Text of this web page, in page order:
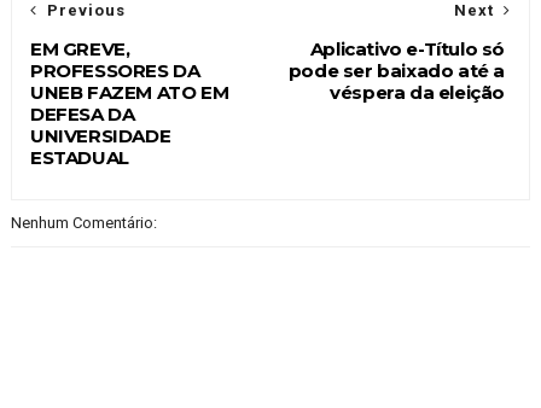
Next
Aplicativo e-Título só
pode ser baixado até a
véspera da eleição
Previous
EM GREVE,
PROFESSORES DA
UNEB FAZEM ATO EM
DEFESA DA
UNIVERSIDADE
ESTADUAL
Nenhum Comentário: